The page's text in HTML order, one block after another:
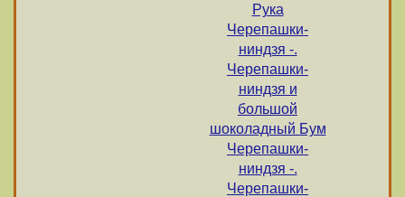
Рука
Черепашки-
ниндзя -.
Черепашки-
ниндзя и
большой
шоколадный Бум
Черепашки-
ниндзя -.
Черепашки-